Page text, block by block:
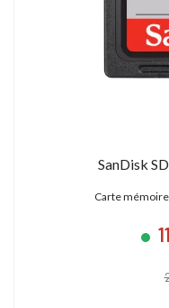
SanDisk
Carte mémoire